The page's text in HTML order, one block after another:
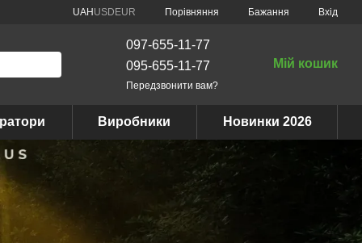
UAH USD EUR Порівняння Бажання Вхід
097-655-11-77
095-655-11-77
Передзвонити вам?
Мій кошик
Виробники Новинки 2026